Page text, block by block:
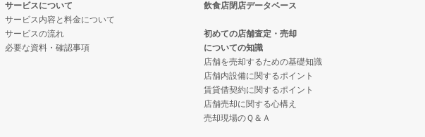
物件の案件一覧
物件の案件一覧
の居抜き売却物件の案件一覧
案件一覧
サービスについて
サービス内容と料金について
サービスの流れ
必要な資料・確認事項
飲食店閉店データベース
初めての店舗査定・売却
についての知識
店舗を売却するための基礎知識
店舗内設備に関するポイント
賃貸借契約に関するポイント
店舗売却に関する心構え
売却現場のＱ＆Ａ